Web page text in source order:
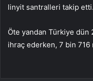
linyit santralleri takip etti.
Öte yandan Türkiye
ihraç ederken, 7 bin